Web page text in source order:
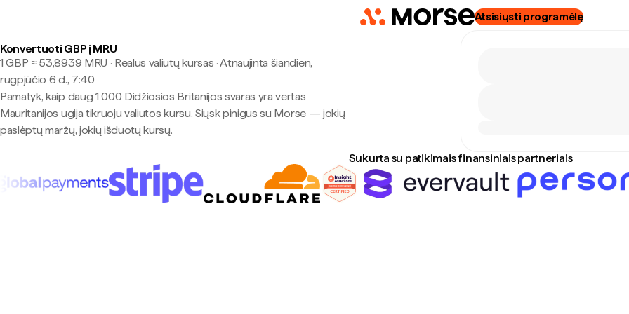
Atsisiųsti programėlę
Konvertuoti GBP į MRU
1 GBP ≈ 53,8939 MRU · Realus valiutų kursas ·Atnaujinta šiandien,
rugpjūčio 6 d., 7:40
Pamatyk, kaip daug 1 000 Didžiosios Britanijos svaras yra vertas
Mauritanijos ugija tikruoju valiutos kursu. Siųsk pinigus su Morse — jokių
paslėptų maržų, jokių išduotų kursų.
Sukurta su patikimais finansiniais partneriais